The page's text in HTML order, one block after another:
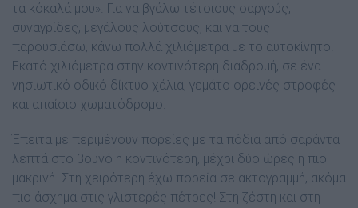
τα κόκαλά µου». Για να βγάλω τέτοιους σαργούς,
συναγρίδες, µεγάλους λούτσους, και να τους
παρουσιάσω, κάνω πολλά χιλιόµετρα µε το αυτοκίνητο.
Εκατό χιλιόµετρα στην κοντινότερη διαδροµή, σε ένα
νησιωτικό οδικό δίκτυο χάλια, γεµάτο ορεινές στροφές
και απαίσιο χωµατόδροµο.
Έπειτα µε περιµένουν πορείες µε τα πόδια από σαράντα
λεπτά στο βουνό η κοντινότερη, µέχρι δύο ώρες η πιο
µακρινή. Στη χειρότερη έχω πορεία σε ακτογραµµή, ακόµα
πιο άσχηµα στις γλιστερές πέτρες! Στη ζέστη και στη